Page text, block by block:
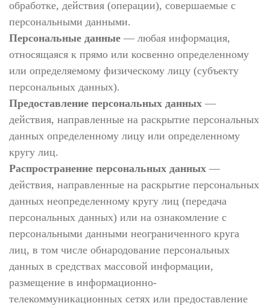
обработке, действия (операции), совершаемые с
персональными данными.
Персональные данные — любая информация,
относящаяся к прямо или косвенно определенному
или определяемому физическому лицу (субъекту
персональных данных).
Предоставление персональных данных —
действия, направленные на раскрытие персональных
данных определенному лицу или определенному
кругу лиц.
Распространение персональных данных —
действия, направленные на раскрытие персональных
данных неопределенному кругу лиц (передача
персональных данных) или на ознакомление с
персональными данными неограниченного круга
лиц, в том числе обнародование персональных
данных в средствах массовой информации,
размещение в информационно-
телекоммуникационных сетях или предоставление